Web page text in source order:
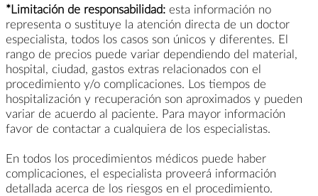
*Limitación de responsabilidad: esta información no
representa o sustituye la atención directa de un doctor
especialista, todos los casos son únicos y diferentes. El
rango de precios puede variar dependiendo del material,
hospital, ciudad, gastos extras relacionados con el
procedimiento y/o complicaciones. Los tiempos de
hospitalización y recuperación son aproximados y pueden
variar de acuerdo al paciente. Para mayor información
favor de contactar a cualquiera de los especialistas.
En todos los procedimientos médicos puede haber
complicaciones, el especialista proveerá información
detallada acerca de los riesgos en el procedimiento.